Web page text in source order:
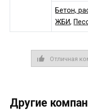
Бетон,
ЖБИ,
Отличная
Другие